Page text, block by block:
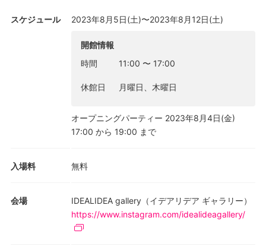
スケジュール 2023年8月5日(土)〜2023年8月12日(土)
開館情報
時間
11:00 〜 17:00
休館日 月曜日、木曜日
オープニングパーティー 2023年8月4日(金)
17:00 から 19:00 まで
入場料 無料
会場
IDEALIDEA gallery（イデアリデア ギャラリー）
https://www.instagram.com/idealideagallery/